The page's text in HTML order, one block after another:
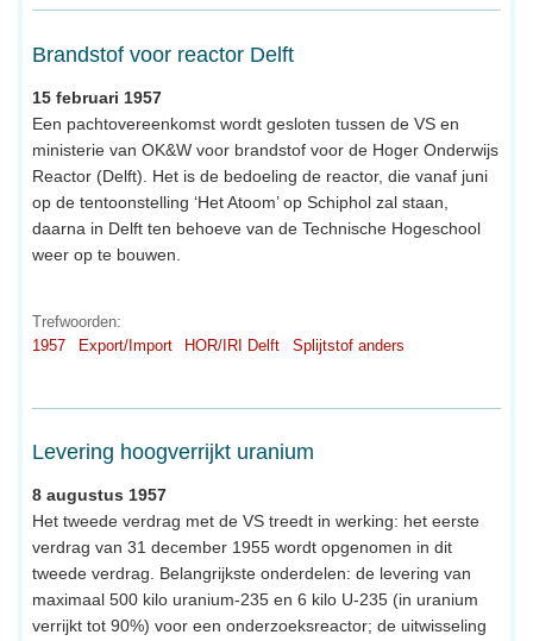
Brandstof voor reactor Delft
15 februari 1957
Een pachtovereenkomst wordt gesloten tussen de VS en
ministerie van OK&W voor brandstof voor de Hoger Onderwijs
Reactor (Delft). Het is de bedoeling de reactor, die vanaf juni
op de tentoonstelling ‘Het Atoom’ op Schiphol zal staan,
daarna in Delft ten behoeve van de Technische Hogeschool
weer op te bouwen.
Trefwoorden:
1957
Export/Import HOR/IRI Delft Splijtstof anders
Levering hoogverrijkt uranium
8 augustus 1957
Het tweede verdrag met de VS treedt in werking: het eerste
verdrag van 31 december 1955 wordt opgenomen in dit
tweede verdrag. Belangrijkste onderdelen: de levering van
maximaal 500 kilo uranium-235 en 6 kilo U-235 (in uranium
verrijkt tot 90%) voor een onderzoeksreactor; de uitwisseling